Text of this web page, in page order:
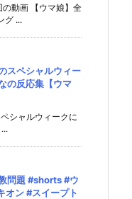
動画 【ウマ娘】全
グ ...
スペシャルウィー
の反応集【ウマ
シャルウィークに
問題 #shorts #ウ
オン #スイープト